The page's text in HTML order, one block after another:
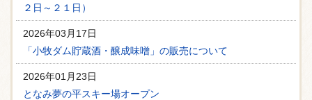
２日～２１日）
2026年03月17日
「小牧ダム貯蔵酒・醸成味噌」の販売について
2026年01月23日
となみ夢の平スキー場オープン